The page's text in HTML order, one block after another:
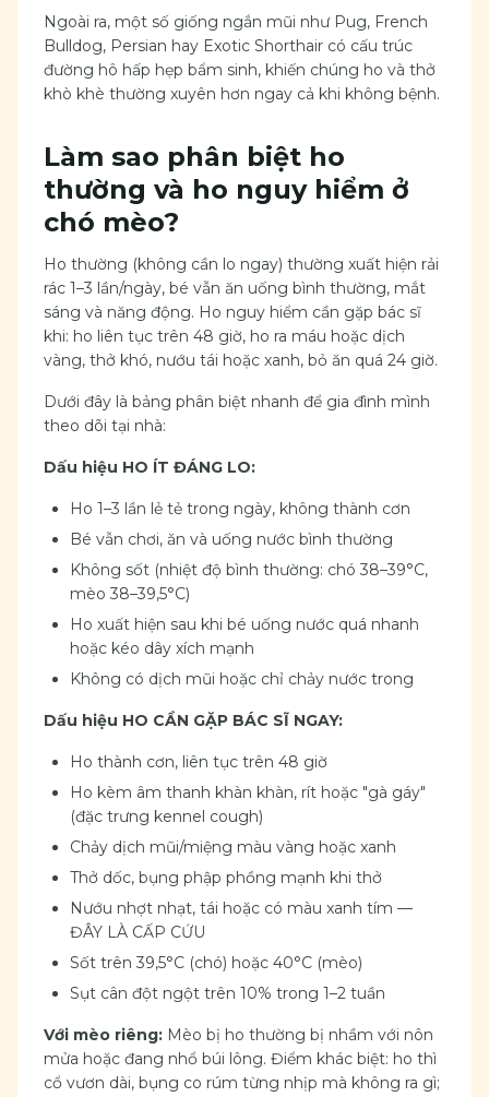
Ngoài ra, một số giống ngắn mũi như Pug, French
Bulldog, Persian hay Exotic Shorthair có cấu trúc
đường hô hấp hẹp bẩm sinh, khiến chúng ho và thở
khò khè thường xuyên hơn ngay cả khi không bệnh.
Làm sao phân biệt ho
thường và ho nguy hiểm ở
chó mèo?
Ho thường (không cần lo ngay) thường xuất hiện rải
rác 1–3 lần/ngày, bé vẫn ăn uống bình thường, mắt
sáng và năng động. Ho nguy hiểm cần gặp bác sĩ
khi: ho liên tục trên 48 giờ, ho ra máu hoặc dịch
vàng, thở khó, nướu tái hoặc xanh, bỏ ăn quá 24 giờ.
Dưới đây là bảng phân biệt nhanh để gia đình mình
theo dõi tại nhà:
Dấu hiệu HO ÍT ĐÁNG LO:
Ho 1–3 lần lẻ tẻ trong ngày, không thành cơn
Bé vẫn chơi, ăn và uống nước bình thường
Không sốt (nhiệt độ bình thường: chó 38–39°C,
mèo 38–39,5°C)
Ho xuất hiện sau khi bé uống nước quá nhanh
hoặc kéo dây xích mạnh
Không có dịch mũi hoặc chỉ chảy nước trong
Dấu hiệu HO CẦN GẶP BÁC SĨ NGAY:
Ho thành cơn, liên tục trên 48 giờ
Ho kèm âm thanh khàn khàn, rít hoặc "gà gáy"
(đặc trưng kennel cough)
Chảy dịch mũi/miệng màu vàng hoặc xanh
Thở dốc, bụng phập phồng mạnh khi thở
Nướu nhợt nhạt, tái hoặc có màu xanh tím —
ĐÂY LÀ CẤP CỨU
Sốt trên 39,5°C (chó) hoặc 40°C (mèo)
Sụt cân đột ngột trên 10% trong 1–2 tuần
Với mèo riêng: Mèo bị ho thường bị nhầm với nôn
mửa hoặc đang nhổ búi lông. Điểm khác biệt: ho thì
cổ vươn dài, bụng co rúm từng nhịp mà không ra gì;